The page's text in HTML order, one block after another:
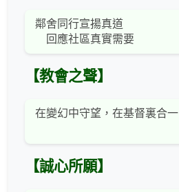
鄰舍同行宣揚真道
回應社區真實需要
【教會之聲】
在變幻中守望，在基督裏合一
【誠心所願】